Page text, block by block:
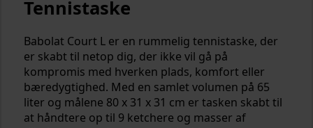
Tennistaske
Babolat Court L er en rummelig tennistaske, der
er skabt til netop dig, der ikke vil gå på
kompromis med hverken plads, komfort eller
bæredygtighed. Med en samlet volumen på 65
liter og målene 80 x 31 x 31 cm er tasken skabt til
at håndtere op til 9 ketchere og masser af